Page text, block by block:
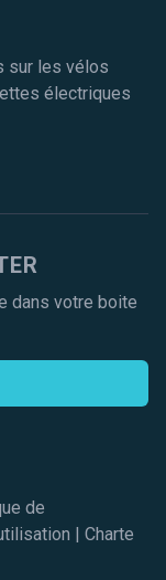
sur les vélos
électriques
dans votre boite
de
| Charte